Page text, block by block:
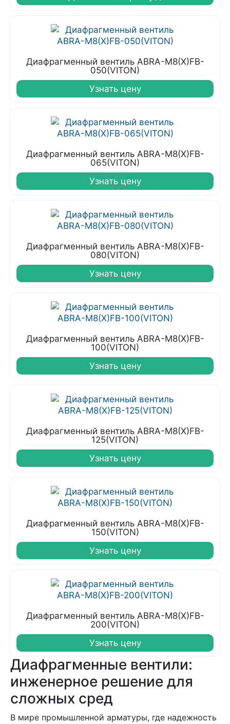
Диафрагменный вентиль ABRA-M8(X)FB-
050(VITON)
Узнать цену
Диафрагменный вентиль ABRA-M8(X)FB-
065(VITON)
Узнать цену
Диафрагменный вентиль ABRA-M8(X)FB-
080(VITON)
Узнать цену
Диафрагменный вентиль ABRA-M8(X)FB-
100(VITON)
Узнать цену
Диафрагменный вентиль ABRA-M8(X)FB-
125(VITON)
Узнать цену
Диафрагменный вентиль ABRA-M8(X)FB-
150(VITON)
Узнать цену
Диафрагменный вентиль ABRA-M8(X)FB-
200(VITON)
Узнать цену
Диафрагменные вентили:
инженерное решение для
сложных сред
В мире промышленной арматуры, где надежность